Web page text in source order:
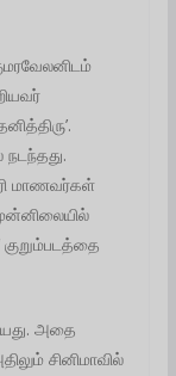
மாணவர்கள்
குறும்படத்தை
அதை
சினிமாவில்